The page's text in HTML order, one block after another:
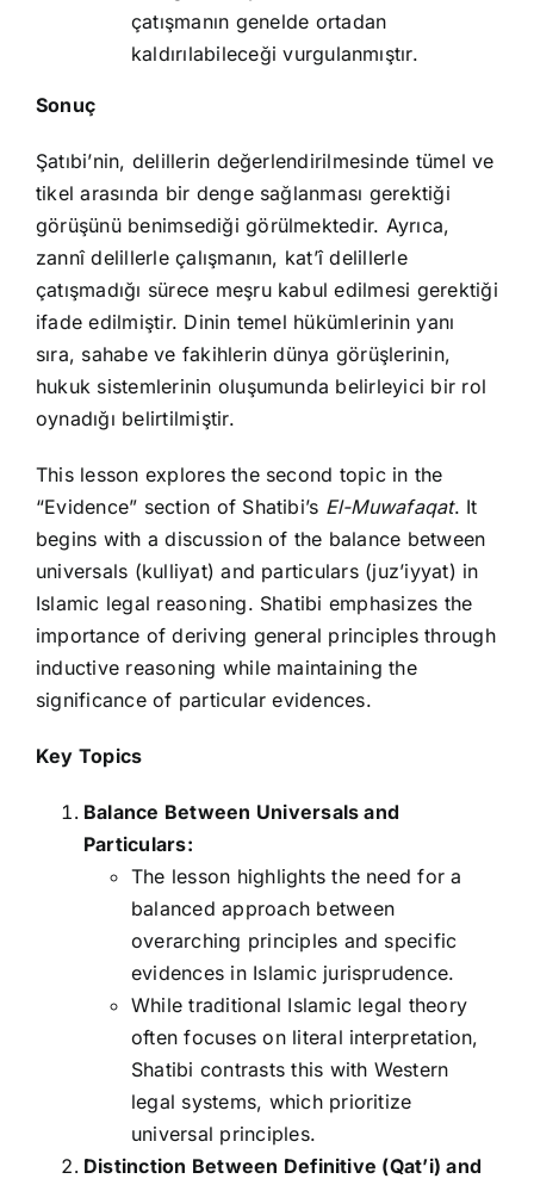
çatışmanın genelde ortadan
kaldırılabileceği vurgulanmıştır.
Sonuç
Şatıbi’nin, delillerin değerlendirilmesinde tümel ve
tikel arasında bir denge sağlanması gerektiği
görüşünü benimsediği görülmektedir. Ayrıca,
zannî delillerle çalışmanın, kat’î delillerle
çatışmadığı sürece meşru kabul edilmesi gerektiği
ifade edilmiştir. Dinin temel hükümlerinin yanı
sıra, sahabe ve fakihlerin dünya görüşlerinin,
hukuk sistemlerinin oluşumunda belirleyici bir rol
oynadığı belirtilmiştir.
This lesson explores the second topic in the
“Evidence” section of Shatibi’s El-Muwafaqat. It
begins with a discussion of the balance between
universals (kulliyat) and particulars (juz’iyyat) in
Islamic legal reasoning. Shatibi emphasizes the
importance of deriving general principles through
inductive reasoning while maintaining the
significance of particular evidences.
Key Topics
Balance Between Universals and
Particulars:
The lesson highlights the need for a
balanced approach between
overarching principles and specific
evidences in Islamic jurisprudence.
While traditional Islamic legal theory
often focuses on literal interpretation,
Shatibi contrasts this with Western
legal systems, which prioritize
universal principles.
Distinction Between Definitive (Qat’i) and